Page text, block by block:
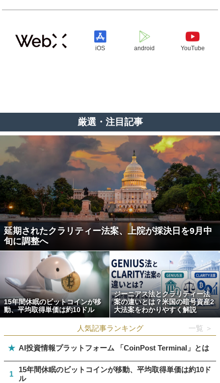
iOS android YouTube
厳選・注目記事
延期されたクラリティー法案、上院が採決日を9月中
旬に調整へ
15年間休眠のビットコインが移
動、平均取得単価は約10ドル
ジーニアス法とクラリティー法
案の違いとは？米国の暗号資産2
大法案をわかりやすく解説
人気記事ランキング 一覧 ＞
★ AI投資情報プラットフォーム 「CoinPost Terminal」とは
1
15年間休眠のビットコインが移動、平均取得単価は約10ド
ル